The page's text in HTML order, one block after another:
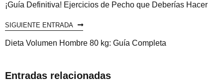
¡Guía Definitiva! Ejercicios de Pecho que Deberías Hacer
SIGUIENTE ENTRADA
Dieta Volumen Hombre 80 kg: Guía Completa
Entradas relacionadas